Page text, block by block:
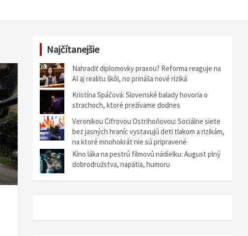
Najčítanejšie
Nahradiť diplomovky praxou? Reforma reaguje na
AI aj realitu škôl, no prináša nové riziká
Kristína Spáčová: Slovenské balady hovoria o
strachoch, ktoré prežívame dodnes
Veronikou Cifrovou Ostrihoňovou: Sociálne siete
bez jasných hraníc vystavujú deti tlakom a rizikám,
na ktoré mnohokrát nie sú pripravené
Kino láka na pestrú filmovú nádielku: August plný
dobrodružstva, napätia, humoru